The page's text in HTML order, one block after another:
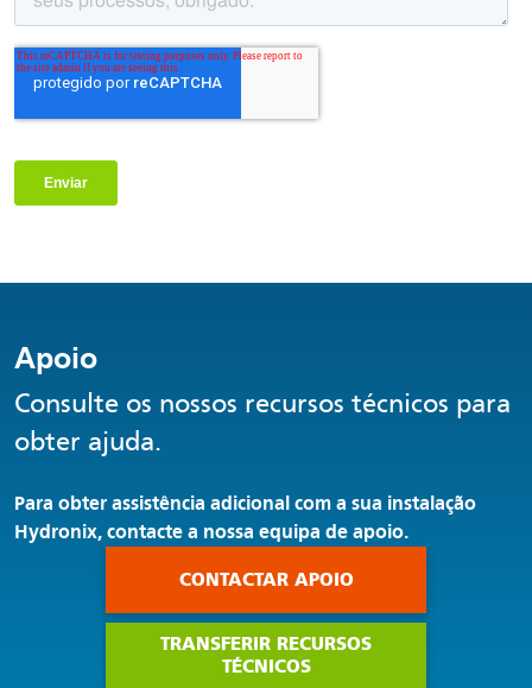
Apoio
Consulte os nossos recursos técnicos para
obter ajuda.
Para obter assistência adicional com a sua instalação
Hydronix, contacte a nossa equipa de apoio.
CONTACTAR APOIO
TRANSFERIR RECURSOS
TÉCNICOS